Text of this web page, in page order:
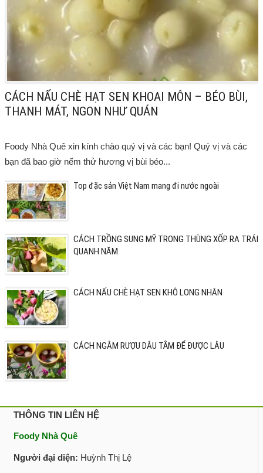
CÁCH NẤU CHÈ HẠT SEN KHOAI MÔN – BÉO BÙI,
THANH MÁT, NGON NHƯ QUÁN
Foody Nhà Quê xin kính chào quý vị và các bạn! Quý vị và các
bạn đã bao giờ nếm thử hương vị bùi béo...
Top đặc sản Việt Nam mang đi nước ngoài
CÁCH TRỒNG SUNG MỸ TRONG THÙNG XỐP RA TRÁI
QUANH NĂM
CÁCH NẤU CHÈ HẠT SEN KHÔ LONG NHÃN
CÁCH NGÂM RƯỢU DÂU TẰM ĐỂ ĐƯỢC LÂU
THÔNG TIN LIÊN HỆ
Foody Nhà Quê
Người đại diện: Huỳnh Thị Lệ